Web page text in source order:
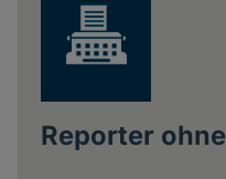
Reporter